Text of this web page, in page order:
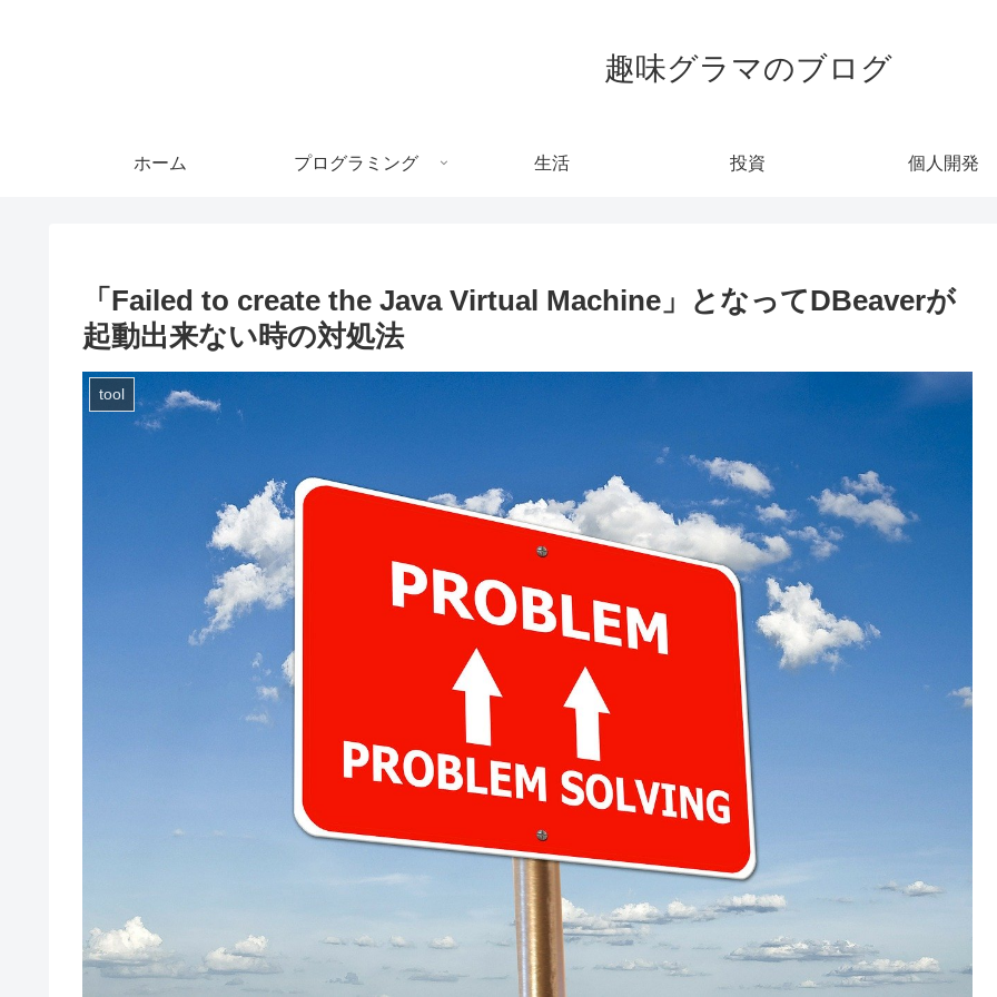
趣味グラマのブログ
ホーム プログラミング 生活 投資 個人開発
「Failed to create the Java Virtual Machine」となってDBeaverが
起動出来ない時の対処法
tool